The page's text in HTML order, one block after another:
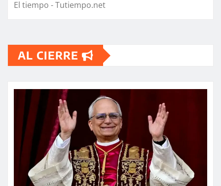
El tiempo - Tutiempo.net
AL CIERRE